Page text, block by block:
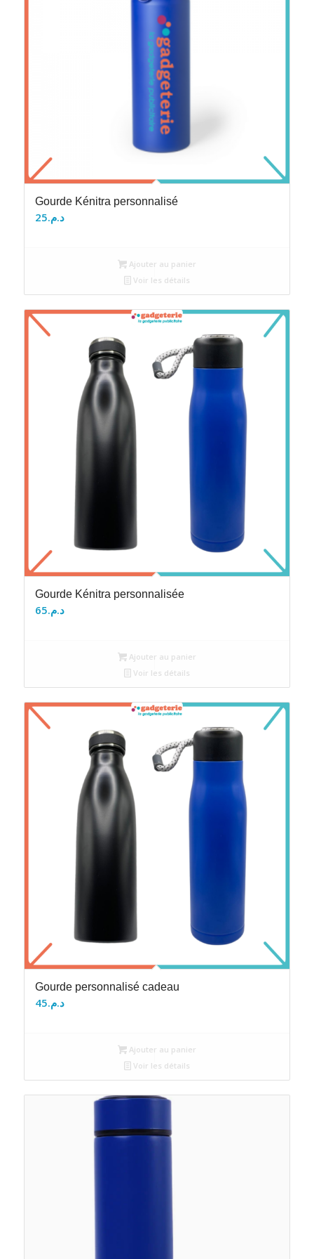
Gourde Kénitra personnalisé
د.م.25
Ajouter au panier
Voir les détails
Gourde Kénitra personnalisée
د.م.65
Ajouter au panier
Voir les détails
Gourde personnalisé cadeau
د.م.45
Ajouter au panier
Voir les détails